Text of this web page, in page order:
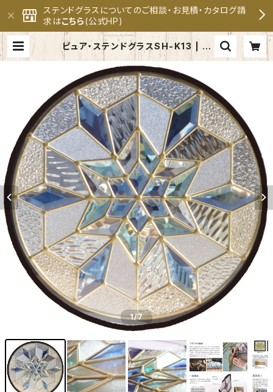
ステンドグラスについてのご相談・お見積・カタログ請
求はこちら(公式HP)
ピュア・ステンドグラスSH-K13 | セ
ブンホーム ステンドグラス専門メー
カー 公式オンラインショップ
1/7